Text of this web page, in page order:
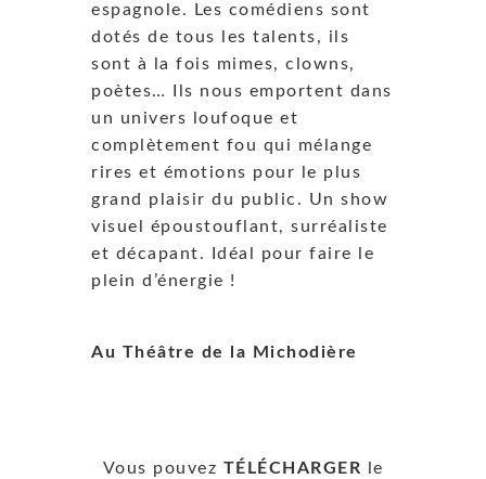
espagnole. Les comédiens sont
dotés de tous les talents, ils
sont à la fois mimes, clowns,
poètes… Ils nous emportent dans
un univers loufoque et
complètement fou qui mélange
rires et émotions pour le plus
grand plaisir du public. Un show
visuel époustouflant, surréaliste
et décapant. Idéal pour faire le
plein d’énergie !
Au Théâtre de la Michodière
Vous pouvez TÉLÉCHARGER le